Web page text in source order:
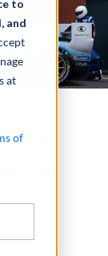
to
and
at
of di
tra